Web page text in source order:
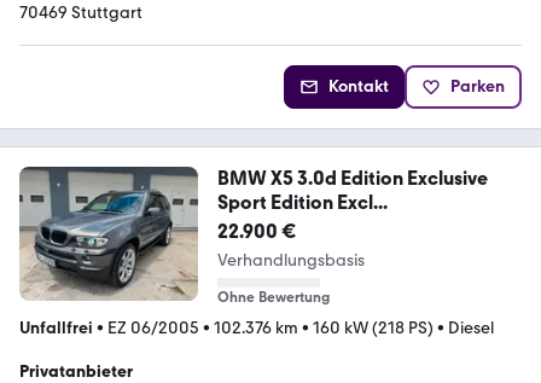
70469 Stuttgart
Kontakt Parken
BMW X5 3.0d Edition Exclusive
Sport Edition Excl...
22.900 €
Verhandlungsbasis
Ohne Bewertung
Unfallfrei • EZ 06/2005 • 102.376 km • 160 kW (218 PS) • Diesel
Privatanbieter